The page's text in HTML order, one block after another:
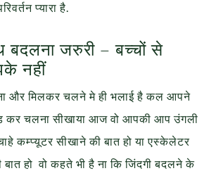
प्यारा है.
जरुरी – बच्चों से
नहीं
और मिलकर चलने मे ही भलाई है कल आपने
कर चलना सीखाया आज वो आपकी आप उंगली
कम्प्यूटर सीखाने की बात हो या एस्केलेटर
हो वो कहते भी है ना कि जिंदगी बदलने के